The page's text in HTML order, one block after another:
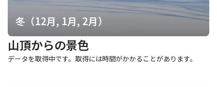
冬（12月, 1月, 2月）
山頂からの景色
データを取得中です。取得には時間がかかることがあります。